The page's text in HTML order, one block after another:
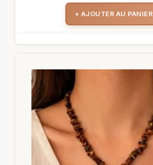
+ AJOUTER AU PANIER